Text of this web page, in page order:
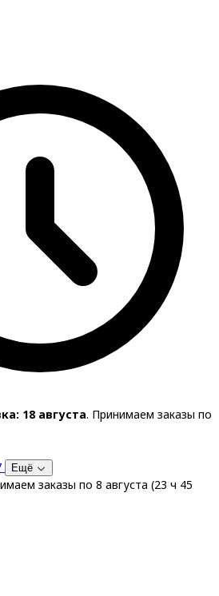
18 августа. Принимаем заказы по
Ещё
заказы по 8 августа (23 ч 45